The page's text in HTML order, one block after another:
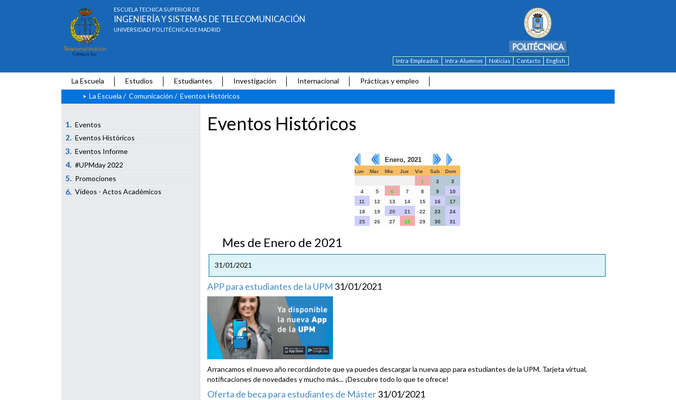
ESCUELA TÉCNICA SUPERIOR DE
INGENIERÍA Y SISTEMAS DE TELECOMUNICACIÓN
UNIVERSIDAD POLITÉCNICA DE MADRID
Intra-Empleados Intra-Alumnos Noticias Contacto English
La Escuela Estudios Estudiantes Investigación Internacional
Prácticas y empleo
La Escuela / Comunicación / Eventos Históricos
1. Eventos
2. Eventos Históricos
3. Eventos Informe
4. #UPMday 2022
5. Promociones
6. Vídeos - Actos Académicos
Eventos Históricos
Enero, 2021
Lun Mar Mie Jue Vie Sab
Dom
1
2
3
4
5 6 7 8 9
10
11
12 13 14 15 16
17
18
19 20 21 22 23
24
25
26 27 28 29 30 31
Mes de Enero de 2021
31/01/2021
APP para estudiantes de la UPM 31/01/2021
Arrancamos el nuevo año recordándote que ya puedes descargar la nueva app para estudiantes de la UPM. Tarjeta virtual,
notificaciones de novedades y mucho más... ¡Descubre todo lo que te ofrece!
Oferta de beca para estudiantes de Máster31/01/2021